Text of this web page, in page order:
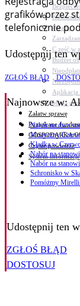
Parafie
C.ześć w
Budżet
Aplikacja
Mapa
Załatw sprawę
Pozyskane
GOSPODARKA
Czyste powietrze
System Informacji
grafików przez
telefonicznie
Udostępnij ten
ZGŁOŚ BŁĄD
Najnowszew:
Nabór na dwa
Muzyczny
Kładka w
Nabór na
Nabór na
Schronisko w
Pomóżmy Mirelli
Udostępnij ten
ZGŁOŚ BŁĄD
DOSTOSUJ